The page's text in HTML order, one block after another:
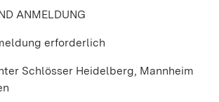
ANMELDUNG
erforderlich
Schlösser Heidelberg, Mannheim